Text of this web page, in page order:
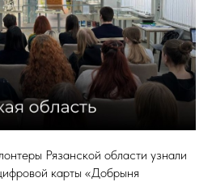
Рязанской области узнали
карты «Добрыня